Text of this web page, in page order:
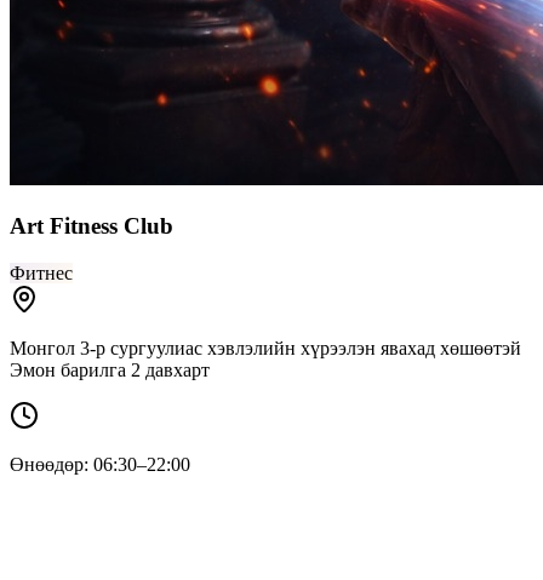
Art Fitness Club
Фитнес
Монгол 3-р сургуулиас хэвлэлийн хүрээлэн явахад хөшөөтэй
Эмон барилга 2 давхарт
Өнөөдөр: 06:30–22:00